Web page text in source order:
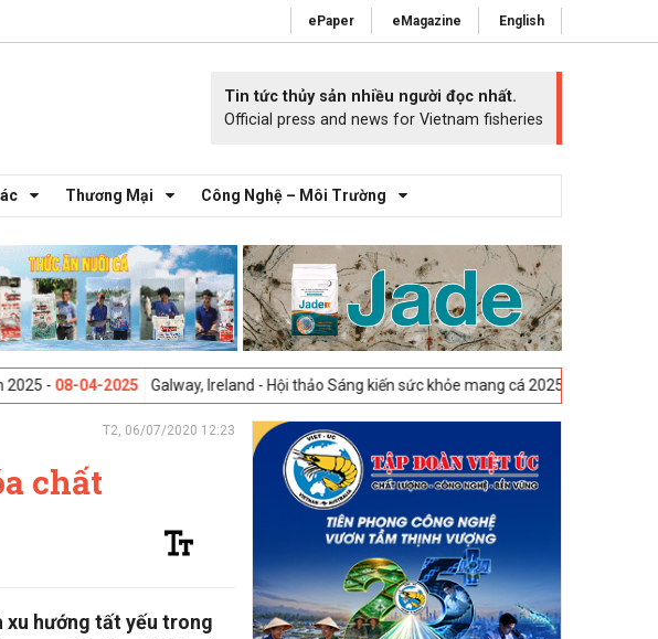
ePaper eMagazine English
Tin tức thủy sản nhiều người đọc nhất.
Official press and news for Vietnam fisheries
Thương Mại Công Nghệ – Môi Trường
Galway, Ireland - Hội thảo Sáng kiến sức khỏe mang cá 2025 - 23-04-2025 Vigo, Tây
T2, 06/07/2020 12:23
chất
xu hướng tất yếu trong